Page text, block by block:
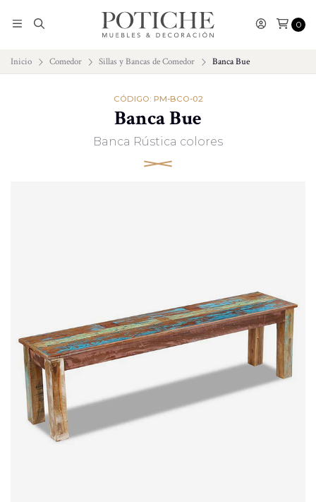
0
Inicio Comedor Sillas y Bancas de Comedor Banca Bue
CÓDIGO: PM-BCO-02
Banca Bue
Banca Rústica colores